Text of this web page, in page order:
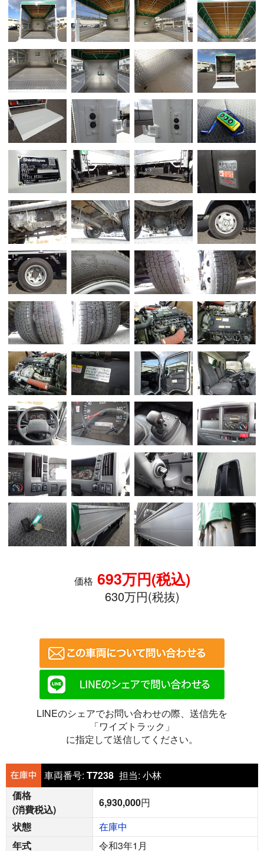
価格 693万円(税込)
630万円(税抜)
LINEのシェアでお問い合わせの際、送信先を
「ワイズトラック」
に指定して送信してください。
車両番号: T7238 担当: 小林
価格
(消費税込)
6,930,000円
状態
在庫中
年式
令和3年1月